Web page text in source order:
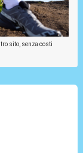
sito, senza costi